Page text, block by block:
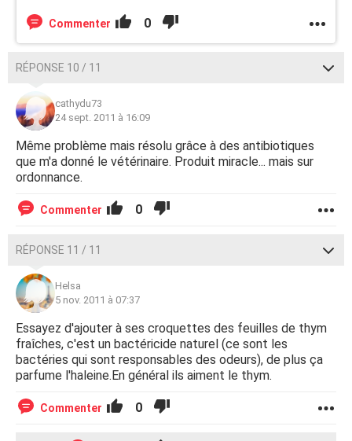
Commenter 0
RÉPONSE 10 / 11
cathydu73
24 sept. 2011 à 16:09
Même problème mais résolu grâce à des antibiotiques
que m'a donné le vétérinaire. Produit miracle... mais sur
ordonnance.
Commenter 0
RÉPONSE 11 / 11
Helsa
5 nov. 2011 à 07:37
Essayez d'ajouter à ses croquettes des feuilles de thym
fraîches, c'est un bactéricide naturel (ce sont les
bactéries qui sont responsables des odeurs), de plus ça
parfume l'haleine.En général ils aiment le thym.
Commenter 0